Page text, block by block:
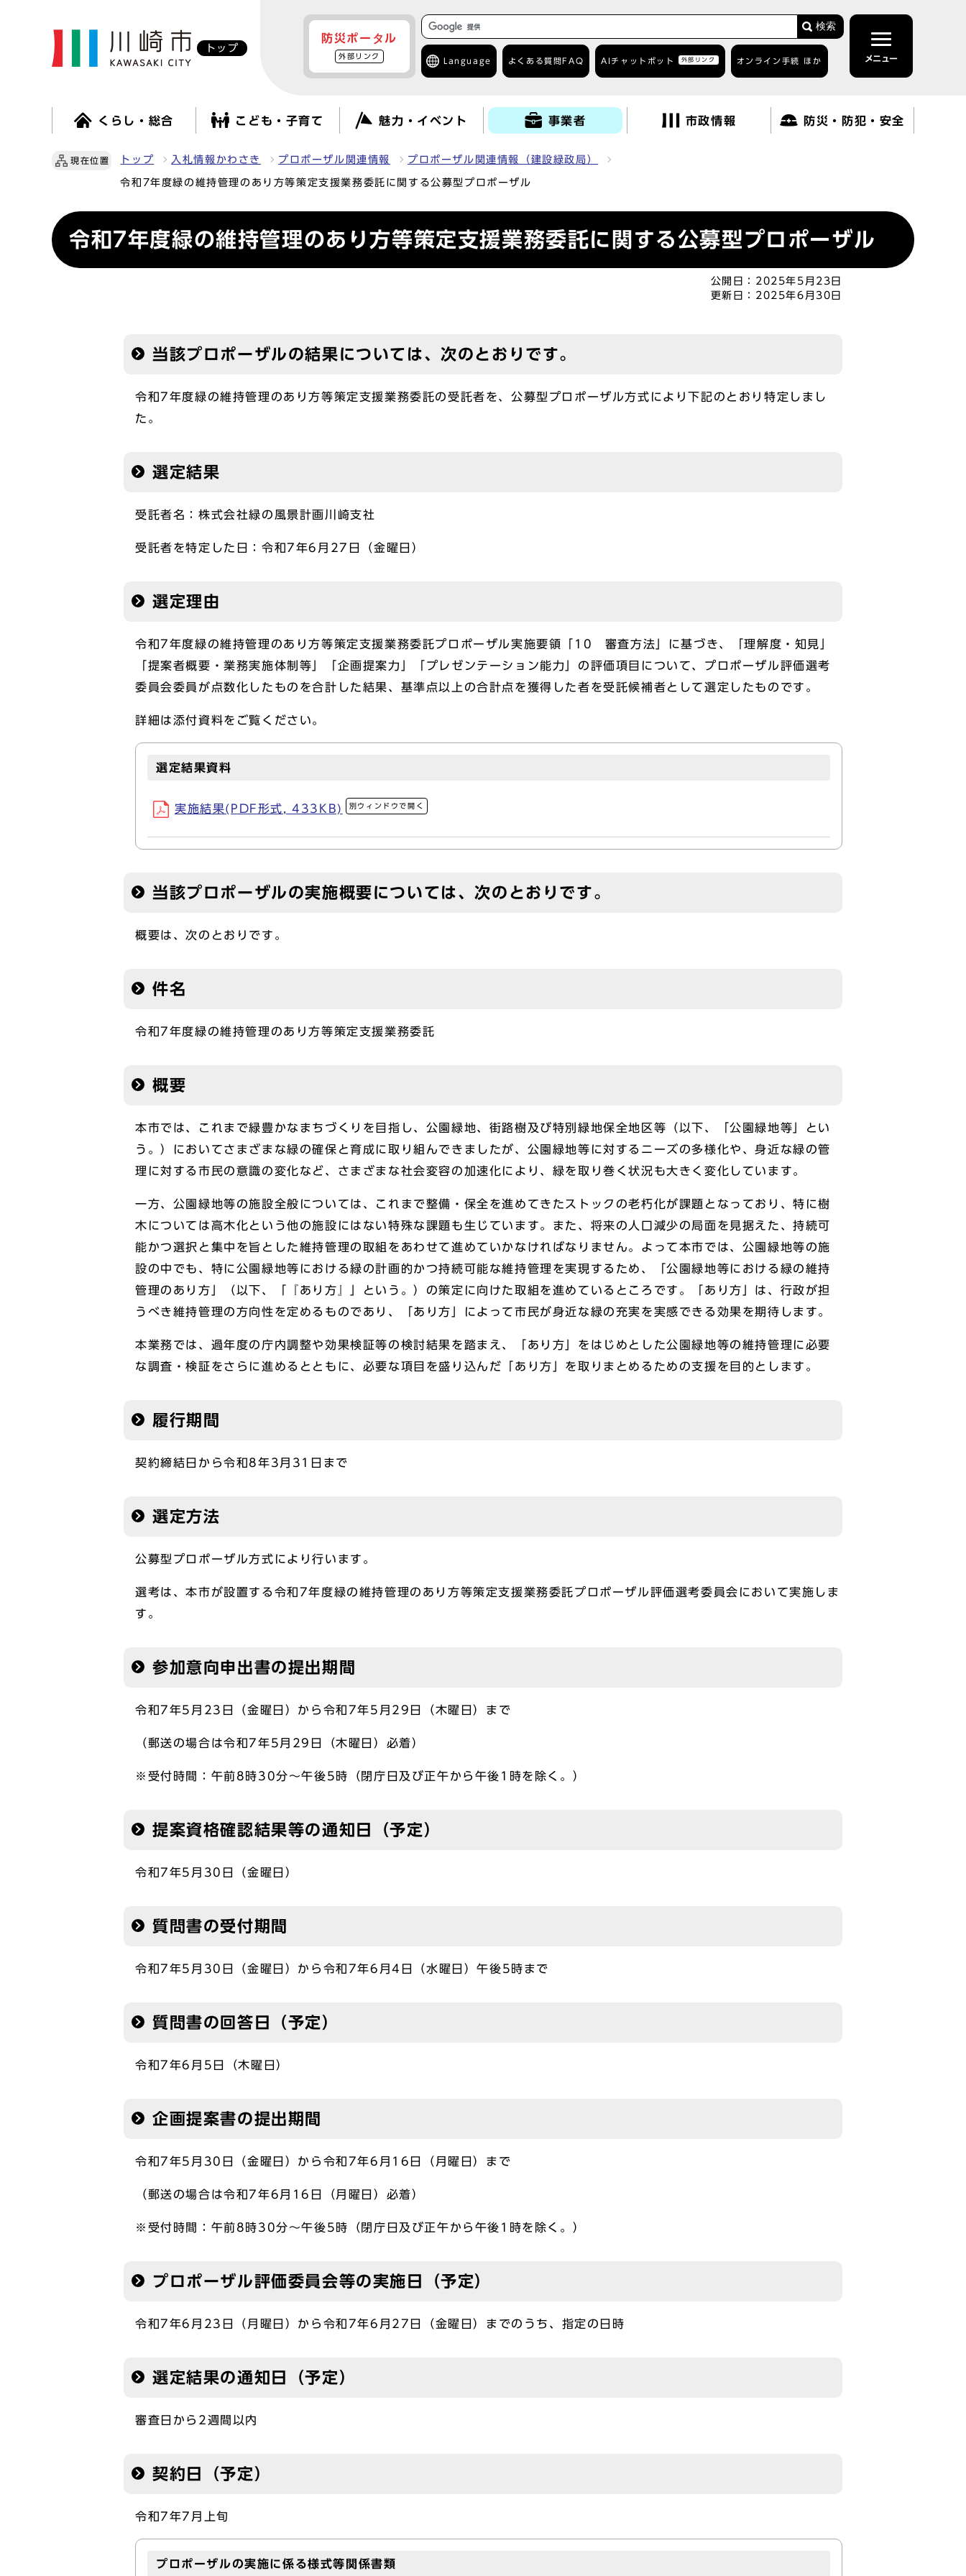
トップ
防災ポータル
外部リンク
検索
Language よくある質問 FAQ AIチャットボット 外部リンク オンライン手続 ほか メニュー
くらし・総合 こども・子育て 魅力・イベント 事業者 市政情報 防災・防犯・安全
現在位置 トップ 入札情報かわさき プロポーザル関連情報 プロポーザル関連情報（建設緑政局）
令和7年度緑の維持管理のあり方等策定支援業務委託に関する公募型プロポーザル
令和7年度緑の維持管理のあり方等策定支援業務委託に関する公募型プロポーザル
公開日： 2025年5月23日
更新日： 2025年6月30日
当該プロポーザルの結果については、次のとおりです。
令和7年度緑の維持管理のあり方等策定支援業務委託の受託者を、公募型プロポーザル方式により下記のとおり特定しまし
た。
選定結果
受託者名：株式会社緑の風景計画川崎支社
受託者を特定した日：令和7年6月27日（金曜日）
選定理由
令和7年度緑の維持管理のあり方等策定支援業務委託プロポーザル実施要領「10 審査方法」に基づき、「理解度・知見」
「提案者概要・業務実施体制等」「企画提案力」「プレゼンテーション能力」の評価項目について、プロポーザル評価選考
委員会委員が点数化したものを合計した結果、基準点以上の合計点を獲得した者を受託候補者として選定したものです。
詳細は添付資料をご覧ください。
選定結果資料
実施結果(PDF形式, 433KB) 別ウィンドウで開く
当該プロポーザルの実施概要については、次のとおりです。
概要は、次のとおりです。
件名
令和7年度緑の維持管理のあり方等策定支援業務委託
概要
本市では、これまで緑豊かなまちづくりを目指し、公園緑地、街路樹及び特別緑地保全地区等（以下、「公園緑地等」とい
う。）においてさまざまな緑の確保と育成に取り組んできましたが、公園緑地等に対するニーズの多様化や、身近な緑の管
理に対する市民の意識の変化など、さまざまな社会変容の加速化により、緑を取り巻く状況も大きく変化しています。
一方、公園緑地等の施設全般については、これまで整備・保全を進めてきたストックの老朽化が課題となっており、特に樹
木については高木化という他の施設にはない特殊な課題も生じています。また、将来の人口減少の局面を見据えた、持続可
能かつ選択と集中を旨とした維持管理の取組をあわせて進めていかなければなりません。よって本市では、公園緑地等の施
設の中でも、特に公園緑地等における緑の計画的かつ持続可能な維持管理を実現するため、「公園緑地等における緑の維持
管理のあり方」（以下、「『あり方』」という。）の策定に向けた取組を進めているところです。「あり方」は、行政が担
うべき維持管理の方向性を定めるものであり、「あり方」によって市民が身近な緑の充実を実感できる効果を期待します。
本業務では、過年度の庁内調整や効果検証等の検討結果を踏まえ、「あり方」をはじめとした公園緑地等の維持管理に必要
な調査・検証をさらに進めるとともに、必要な項目を盛り込んだ「あり方」を取りまとめるための支援を目的とします。
履行期間
契約締結日から令和8年3月31日まで
選定方法
公募型プロポーザル方式により行います。
選考は、本市が設置する令和7年度緑の維持管理のあり方等策定支援業務委託プロポーザル評価選考委員会において実施しま
す。
参加意向申出書の提出期間
令和7年5月23日（金曜日）から令和7年5月29日（木曜日）まで
（郵送の場合は令和7年5月29日（木曜日）必着）
※受付時間：午前8時30分～午後5時（閉庁日及び正午から午後1時を除く。）
提案資格確認結果等の通知日（予定）
令和7年5月30日（金曜日）
質問書の受付期間
令和7年5月30日（金曜日）から令和7年6月4日（水曜日）午後5時まで
質問書の回答日（予定）
令和7年6月5日（木曜日）
企画提案書の提出期間
令和7年5月30日（金曜日）から令和7年6月16日（月曜日）まで
（郵送の場合は令和7年6月16日（月曜日）必着）
※受付時間：午前8時30分～午後5時（閉庁日及び正午から午後1時を除く。）
プロポーザル評価委員会等の実施日（予定）
令和7年6月23日（月曜日）から令和7年6月27日（金曜日）までのうち、指定の日時
選定結果の通知日（予定）
審査日から2週間以内
契約日（予定）
令和7年7月上旬
プロポーザルの実施に係る様式等関係書類